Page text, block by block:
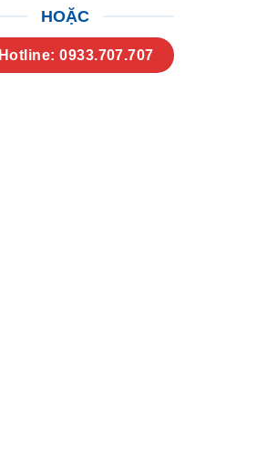
HOẶC
Hotline: 0933.707.707